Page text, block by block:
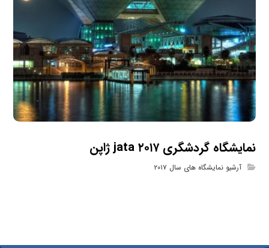
نمایشگاه گردشگری ۲۰۱۷ jata ژاپن
آرشیو نمایشگاه های سال ۲۰۱۷